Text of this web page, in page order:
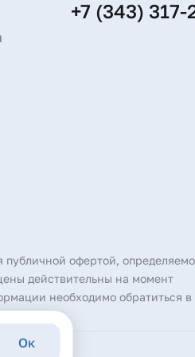
+7 (343) 317-
офертой,
действительны на момент
необходимо обратиться в
Ок